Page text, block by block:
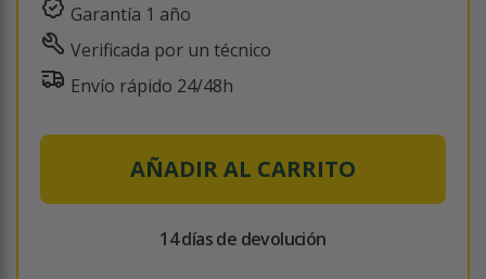
Garantía 1 año
Verificada por un técnico
Envío rápido 24/48h
AÑADIR AL CARRITO
14 días de devolución